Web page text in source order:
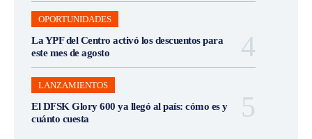
OPORTUNIDADES
La YPF del Centro activó los descuentos para
este mes de agosto
LANZAMIENTOS
El DFSK Glory 600 ya llegó al país: cómo es y
cuánto cuesta